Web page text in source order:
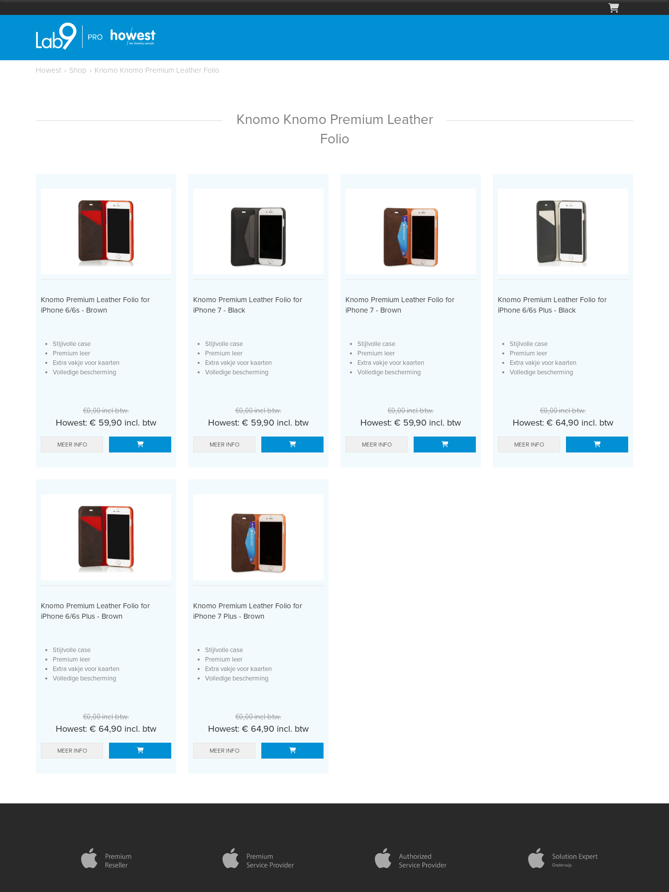
Howest › Shop › Knomo Knomo Premium Leather Folio
Knomo Knomo Premium Leather
Folio
Knomo Premium Leather Folio for
iPhone 6/6s - Brown
Stijlvolle case
Premium leer
Extra vakje voor kaarten
Volledige bescherming
€0,00 incl btw.
Howest: € 59,90 incl. btw
MEER INFO
Knomo Premium Leather Folio for
iPhone 7 - Black
Stijlvolle case
Premium leer
Extra vakje voor kaarten
Volledige bescherming
€0,00 incl btw.
Howest: € 59,90 incl. btw
MEER INFO
Knomo Premium Leather Folio for
iPhone 7 - Brown
Stijlvolle case
Premium leer
Extra vakje voor kaarten
Volledige bescherming
€0,00 incl btw.
Howest: € 59,90 incl. btw
MEER INFO
Knomo Premium Leather Folio for
iPhone 6/6s Plus - Black
Stijlvolle case
Premium leer
Extra vakje voor kaarten
Volledige bescherming
€0,00 incl btw.
Howest: € 64,90 incl. btw
MEER INFO
Knomo Premium Leather Folio for
iPhone 6/6s Plus - Brown
Stijlvolle case
Premium leer
Extra vakje voor kaarten
Volledige bescherming
€0,00 incl btw.
Howest: € 64,90 incl. btw
MEER INFO
Knomo Premium Leather Folio for
iPhone 7 Plus - Brown
Stijlvolle case
Premium leer
Extra vakje voor kaarten
Volledige bescherming
€0,00 incl btw.
Howest: € 64,90 incl. btw
MEER INFO